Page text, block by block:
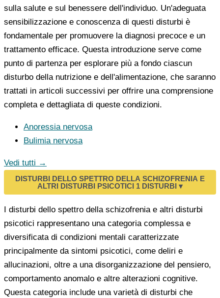
sulla salute e sul benessere dell'individuo. Un'adeguata
sensibilizzazione e conoscenza di questi disturbi è
fondamentale per promuovere la diagnosi precoce e un
trattamento efficace. Questa introduzione serve come
punto di partenza per esplorare più a fondo ciascun
disturbo della nutrizione e dell'alimentazione, che saranno
trattati in articoli successivi per offrire una comprensione
completa e dettagliata di queste condizioni.
Anoressia nervosa
Bulimia nervosa
Vedi tutti →
DISTURBI DELLO SPETTRO DELLA SCHIZOFRENIA E
ALTRI DISTURBI PSICOTICI 1 DISTURBI ▾
I disturbi dello spettro della schizofrenia e altri disturbi
psicotici rappresentano una categoria complessa e
diversificata di condizioni mentali caratterizzate
principalmente da sintomi psicotici, come deliri e
allucinazioni, oltre a una disorganizzazione del pensiero,
comportamento anomalo e altre alterazioni cognitive.
Questa categoria include una varietà di disturbi che